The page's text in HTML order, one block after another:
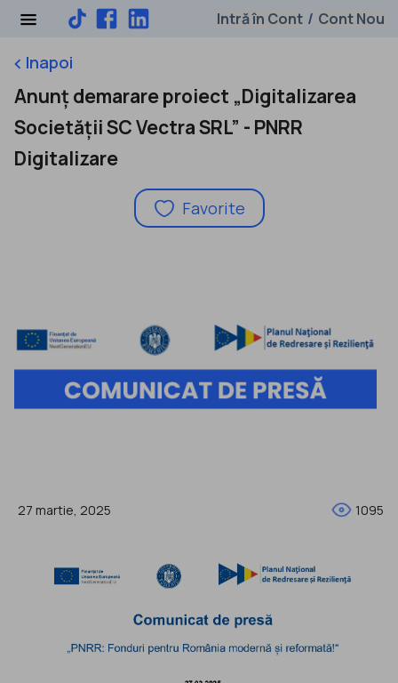
Intră în Cont / Cont Nou
keyboard_arrow_leftInapoi
Anunț demarare proiect „Digitalizarea
Societății SC Vectra SRL” - PNRR
Digitalizare
Favorite
27 martie, 2025 1095